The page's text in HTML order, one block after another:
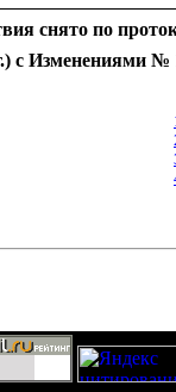
снято по
с Изменениями №